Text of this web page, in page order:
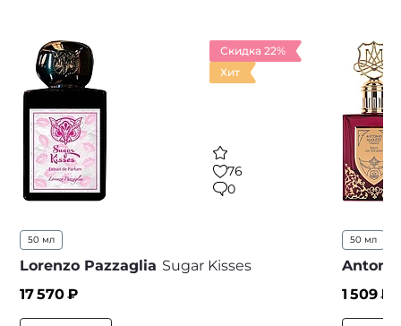
Скидка 22%
Хит
76
0
50 мл
Lorenzo Pazzaglia Sugar Kisses
17 570₽
50 мл
1 509₽